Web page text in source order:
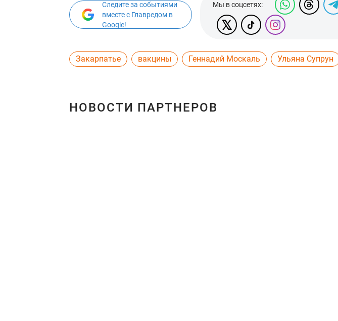
Следите за событиями
вместе с Главредом в
Google!
Мы в соцсетях:
Закарпатье вакцины Геннадий Москаль Ульяна Супрун
НОВОСТИ ПАРТНЕРОВ